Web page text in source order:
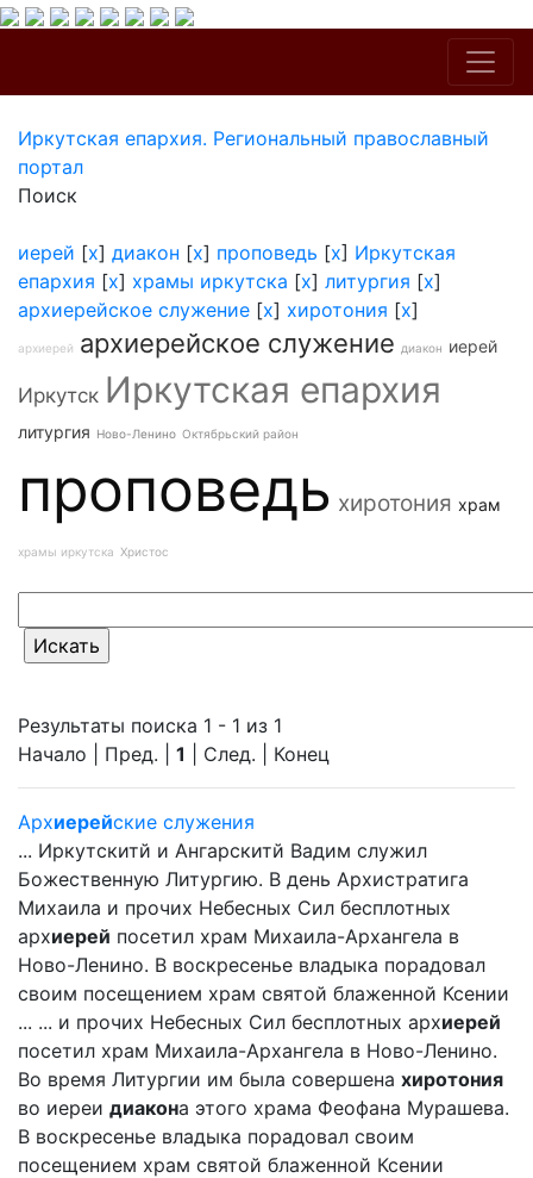
Иркутская епархия. Региональный православный
портал
Поиск
иерей [x] диакон [x] проповедь [x] Иркутская
епархия [x] храмы иркутска [x] литургия [x]
архиерейское служение [x] хиротония [x]
архиерей архиерейское служение диакон иерей
Иркутск Иркутская епархия
литургия Ново-Ленино Октябрьский район
проповедь хиротония храм
храмы иркутска Христос
Результаты поиска 1 - 1 из 1
Начало | Пред. | 1 | След. | Конец
Архиерейские служения
... Иркутскитй и Ангарскитй Вадим служил
Божественную Литургию. В день Архистратига
Михаила и прочих Небесных Сил бесплотных
архиерей посетил храм Михаила-Архангела в
Ново-Ленино. В воскресенье владыка порадовал
своим посещением храм святой блаженной Ксении
... ... и прочих Небесных Сил бесплотных архиерей
посетил храм Михаила-Архангела в Ново-Ленино.
Во время Литургии им была совершена хиротония
во иереи диакона этого храма Феофана Мурашева.
В воскресенье владыка порадовал своим
посещением храм святой блаженной Ксении